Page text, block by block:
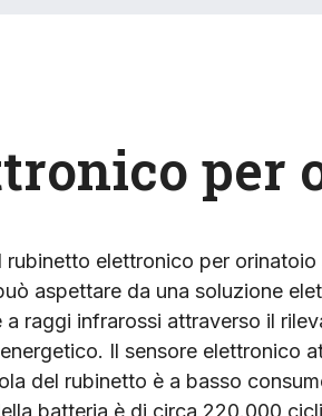
per
rubinetto elettronico per orinatoio
aspettare da una soluzione
raggi infrarossi attraverso il
Il sensore elettronico
del rubinetto è a basso
batteria è di circa 220.000